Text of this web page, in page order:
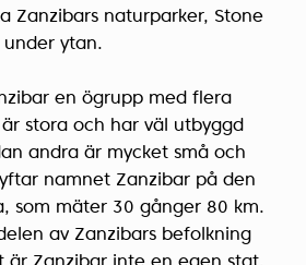
Zanzibars naturparker, Stone
under ytan.
en ögrupp med flera
stora och har väl utbyggd
andra är mycket små och
namnet Zanzibar på den
som mäter 30 gånger 80 km.
av Zanzibars befolkning